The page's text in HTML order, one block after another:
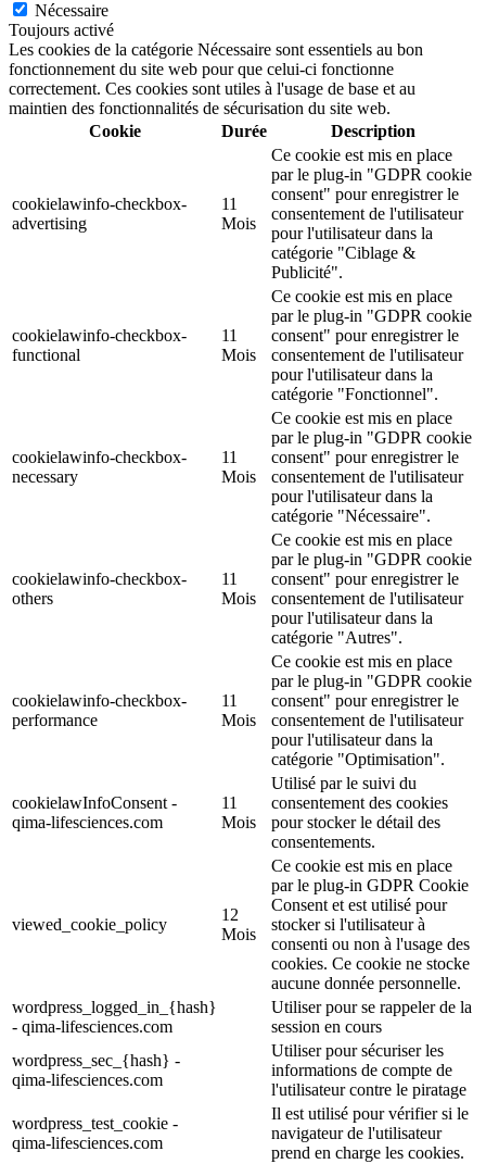
Nécessaire
Toujours activé
Les cookies de la catégorie Nécessaire sont essentiels au bon
fonctionnement du site web pour que celui-ci fonctionne
correctement. Ces cookies sont utiles à l'usage de base et au
maintien des fonctionnalités de sécurisation du site web.
Cookie
Durée Description
cookielawinfo-checkbox-
advertising
11
Mois
Ce cookie est mis en place
par le plug-in "GDPR cookie
consent" pour enregistrer le
consentement de l'utilisateur
pour l'utilisateur dans la
catégorie "Ciblage &
Publicité".
cookielawinfo-checkbox-
functional
11
Mois
Ce cookie est mis en place
par le plug-in "GDPR cookie
consent" pour enregistrer le
consentement de l'utilisateur
pour l'utilisateur dans la
catégorie "Fonctionnel".
cookielawinfo-checkbox-
necessary
11
Mois
Ce cookie est mis en place
par le plug-in "GDPR cookie
consent" pour enregistrer le
consentement de l'utilisateur
pour l'utilisateur dans la
catégorie "Nécessaire".
cookielawinfo-checkbox-
others
11
Mois
Ce cookie est mis en place
par le plug-in "GDPR cookie
consent" pour enregistrer le
consentement de l'utilisateur
pour l'utilisateur dans la
catégorie "Autres".
cookielawinfo-checkbox-
performance
11
Mois
Ce cookie est mis en place
par le plug-in "GDPR cookie
consent" pour enregistrer le
consentement de l'utilisateur
pour l'utilisateur dans la
catégorie "Optimisation".
cookielawInfoConsent -
qima-lifesciences.com
11
Mois
Utilisé par le suivi du
consentement des cookies
pour stocker le détail des
consentements.
viewed_cookie_policy
12
Mois
Ce cookie est mis en place
par le plug-in GDPR Cookie
Consent et est utilisé pour
stocker si l'utilisateur à
consenti ou non à l'usage des
cookies. Ce cookie ne stocke
aucune donnée personnelle.
wordpress_logged_in_{hash}
- qima-lifesciences.com
Utiliser pour se rappeler de la
session en cours
wordpress_sec_{hash} -
qima-lifesciences.com
Utiliser pour sécuriser les
informations de compte de
l'utilisateur contre le piratage
wordpress_test_cookie -
qima-lifesciences.com
Il est utilisé pour vérifier si le
navigateur de l'utilisateur
prend en charge les cookies.